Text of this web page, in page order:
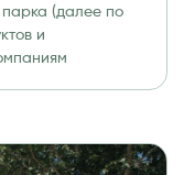
парка (далее по
и